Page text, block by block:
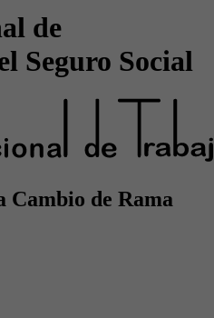
de
Seguro Social
Cambio de Rama